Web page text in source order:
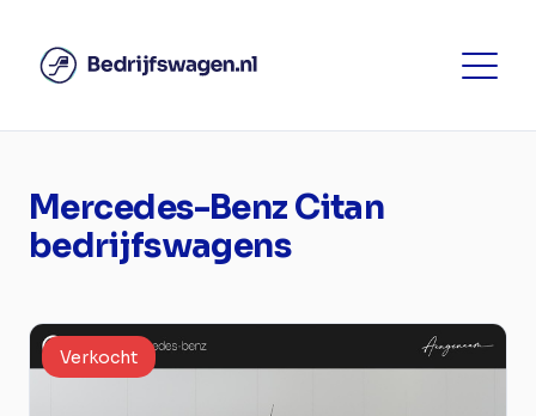
Mercedes-Benz Citan
bedrijfswagens
Verkocht